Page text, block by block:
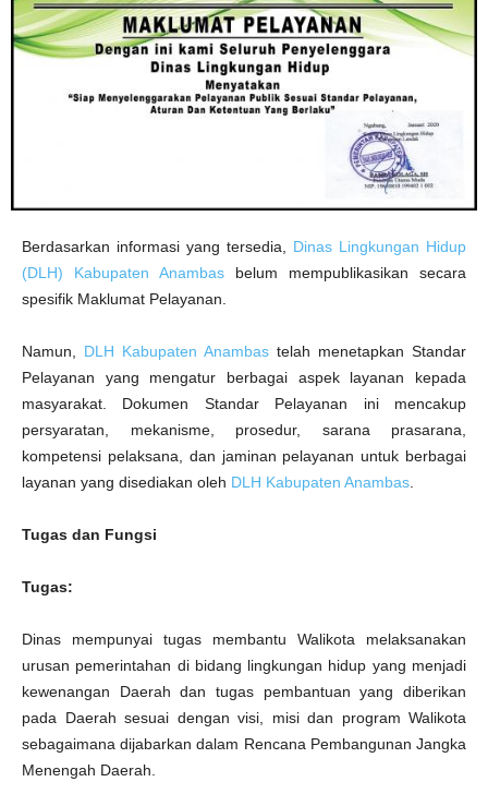
Berdasarkan informasi yang tersedia, Dinas Lingkungan Hidup
(DLH) Kabupaten Anambas belum mempublikasikan secara
spesifik Maklumat Pelayanan.
Namun, DLH Kabupaten Anambas telah menetapkan Standar
Pelayanan yang mengatur berbagai aspek layanan kepada
masyarakat. Dokumen Standar Pelayanan ini mencakup
persyaratan, mekanisme, prosedur, sarana prasarana,
kompetensi pelaksana, dan jaminan pelayanan untuk berbagai
layanan yang disediakan oleh DLH Kabupaten Anambas
Tugas dan Fungsi
Tugas:
Dinas mempunyai tugas membantu Walikota melaksanakan
urusan pemerintahan di bidang lingkungan hidup yang menjadi
kewenangan Daerah dan tugas pembantuan yang diberikan
pada Daerah sesuai dengan visi, misi dan program Walikota
sebagaimana dijabarkan dalam Rencana Pembangunan Jangka
Menengah Daerah.